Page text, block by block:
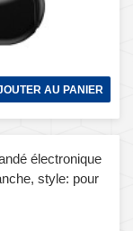
AU PANIER
électronique
style: pour